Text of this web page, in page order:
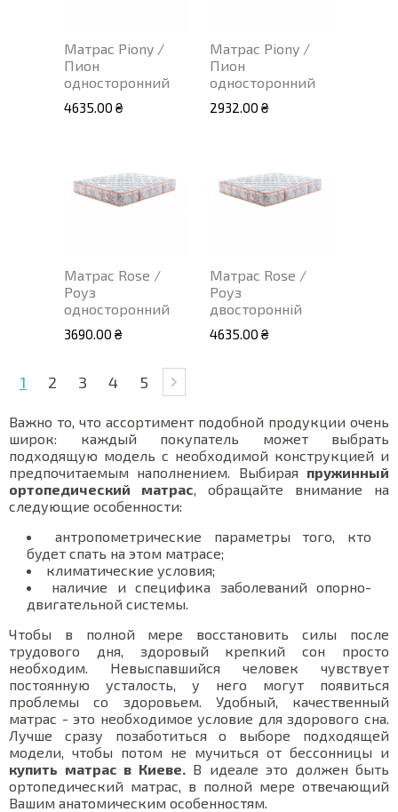
Матрас Piony /
Пион
односторонний
4635.00 ₴
Матрас Piony /
Пион
односторонний
2932.00 ₴
Матрас Rose /
Роуз
односторонний
3690.00 ₴
Матрас Rose /
Роуз
двосторонній
4635.00 ₴
1 2 3 4 5
Важно то, что ассортимент подобной продукции очень
широк: каждый покупатель может выбрать
подходящую модель с необходимой конструкцией и
предпочитаемым наполнением. Выбирая пружинный
ортопедический матрас, обращайте внимание на
следующие особенности:
антропометрические параметры того, кто
будет спать на этом матрасе;
климатические условия;
наличие и специфика заболеваний опорно-
двигательной системы.
Чтобы в полной мере восстановить силы после
трудового дня, здоровый крепкий сон просто
необходим. Невыспавшийся человек чувствует
постоянную усталость, у него могут появиться
проблемы со здоровьем. Удобный, качественный
матрас - это необходимое условие для здорового сна.
Лучше сразу позаботиться о выборе подходящей
модели, чтобы потом не мучиться от бессонницы и
купить матрас в Киеве.В идеале это должен быть
ортопедический матрас, в полной мере отвечающий
Вашим анатомическим особенностям.